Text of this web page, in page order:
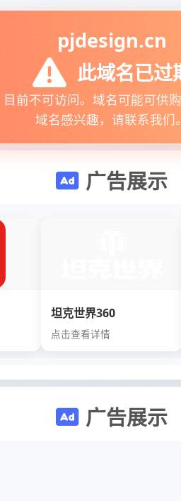
pjdesign.cn
此域名已过
前不可访问。域名可能可供
域名感兴趣，请联系我们
广告展示
坦克世界360
点击查看详情
广告展示